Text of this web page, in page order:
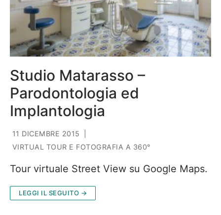
Studio Matarasso –
Parodontologia ed
Implantologia
11 DICEMBRE 2015
VIRTUAL TOUR E FOTOGRAFIA A 360°
Tour virtuale Street View su Google Maps.
LEGGI IL SEGUITO →